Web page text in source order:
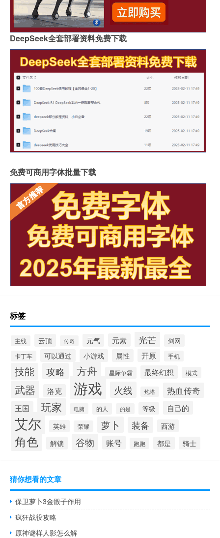
DeepSeek全套部署资料免费下载
免费可商用字体批量下载
标签
主线 云顶 传奇 元气 元素 光芒 剑网
卡丁车 可以通过 小游戏 属性 开原 手机
技能 攻略 方舟 星际争霸 最终幻想 模式
武器 洛克 游戏 火线 炮塔 热血传奇
王国 玩家 电脑 的人 的是 等级 自己的
艾尔 英雄 荣耀 萝卜 装备 西游
角色 解锁 谷物 账号 跑跑 都是 骑士
猜你想看的文章
保卫萝卜3金骰子作用
疯狂战役攻略
原神谜样人影怎么解